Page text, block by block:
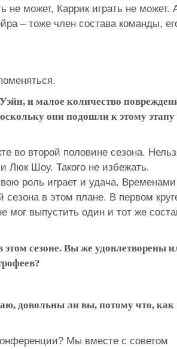
не может, Каррик играть не может.
– тоже член состава команды,
и малое количество
они подошли к этому этапу
во второй половине сезона.
Люк Шоу. Такого не избежать.
роль играет и удача. Временами
сезона в этом плане. В первом
мог выпустить один и тот же
сезоне. Вы же удовлетворены
довольны ли вы, потому что, как
Мы вместе с советом